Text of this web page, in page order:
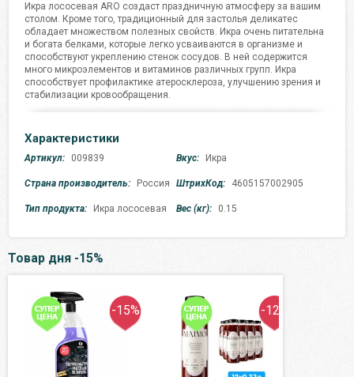
Икра лососевая ARO создаст праздничную атмосферу за вашим
столом. Кроме того, традиционный для застолья деликатес
обладает множеством полезных свойств. Икра очень питательна
и богата белками, которые легко усваиваются в организме и
способствуют укреплению стенок сосудов. В ней содержится
много микроэлементов и витаминов различных групп. Икра
способствует профилактике атеросклероза, улучшению зрения и
стабилизации кровообращения.
Характеристики
Артикул: 009839 Вкус: Икра
Страна производитель: Россия ШтрихКод: 4605157002905
Тип продукта: Икра лососевая Вес (кг): 0.15
Товар дня -15%
-15% -12%